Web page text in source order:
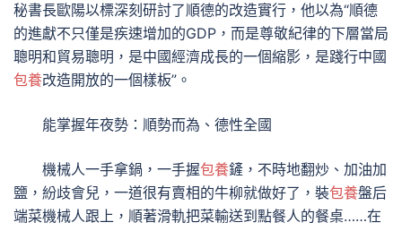
秘書長歐陽以標深刻研討了順德的改造實行，他以為“順德
的進獻不只僅是疾速增加的GDP，而是尊敬紀律的下層當局
聰明和貿易聰明，是中國經濟成長的一個縮影，是踐行中國
包養改造開放的一個樣板”。
能掌握年夜勢：順勢而為、德性全國
機械人一手拿鍋，一手握包養鏟，不時地翻炒、加油加
鹽，紛歧會兒，一道很有賣相的牛柳就做好了，裝包養盤后
端菜機械人跟上，順著滑軌把菜輸送到點餐人的餐桌……在